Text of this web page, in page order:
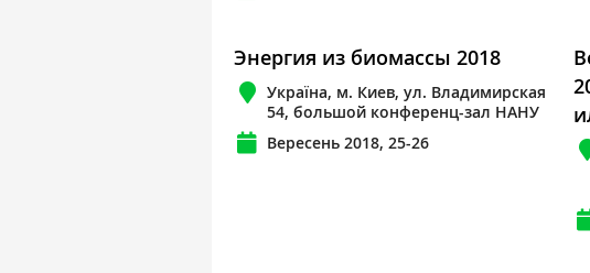
Энергия из биомассы 2018
Україна, м. Киев, ул. Владимирская
54, большой конференц-зал НАНУ
Вересень 2018, 25-26